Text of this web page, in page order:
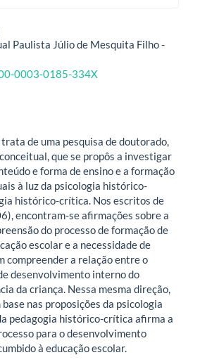
Paulista Júlio de Mesquita Filho -
0003-0185-334X
de uma pesquisa de doutorado,
que se propôs a investigar
e forma de ensino e a formação
à luz da psicologia histórico-
histórico-crítica. Nos escritos de
encontram-se afirmações sobre a
do processo de formação de
escolar e a necessidade de
compreender a relação entre o
desenvolvimento interno do
da criança. Nessa mesma direção,
nas proposições da psicologia
pedagogia histórico-crítica afirma a
para o desenvolvimento
à educação escolar.